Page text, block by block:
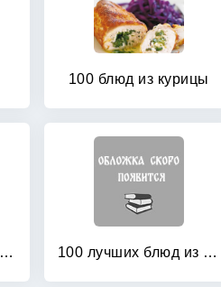
100 блюд из курицы
100 лучших блюд из мяса в микроволновой печи 100 лучших блюд из отварного мяса